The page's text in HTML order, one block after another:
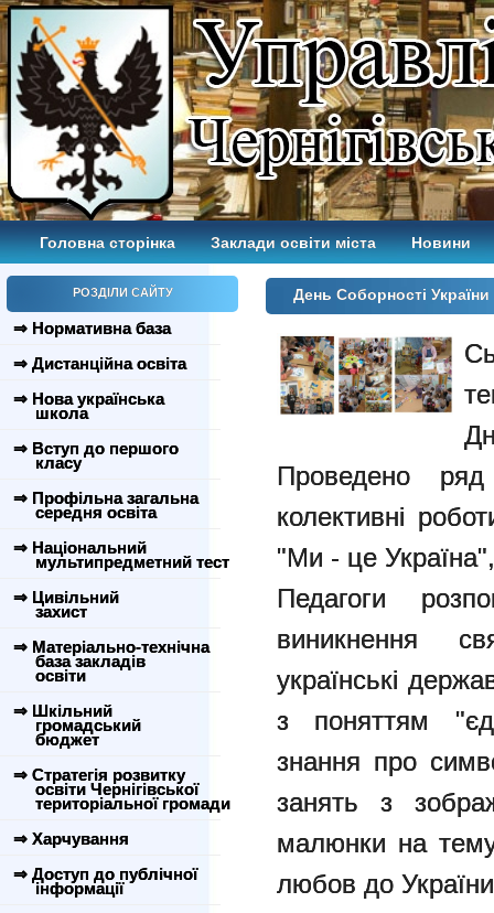
Головна сторінка Заклади освіти міста Новини
РОЗДІЛИ САЙТУ
⇒ Нормативна база
⇒ Дистанційна освіта
⇒ Нова українська
школа
⇒ Вступ до першого
класу
⇒ Профільна загальна
середня освіта
⇒ Національний
мультипредметний тест
⇒ Цивільний
захист
⇒ Матеріально-технічна
база закладів
освіти
⇒ Шкільний
громадський
бюджет
⇒ Стратегія розвитку
освіти Чернігівської
територіальної громади
⇒ Харчування
⇒ Доступ до публічної
інформації
День Соборності
Проведено
колективні
"Ми - це
Педагоги
виникнення
українські
з поняттям
знання про
занять з
малюнки на
любов до